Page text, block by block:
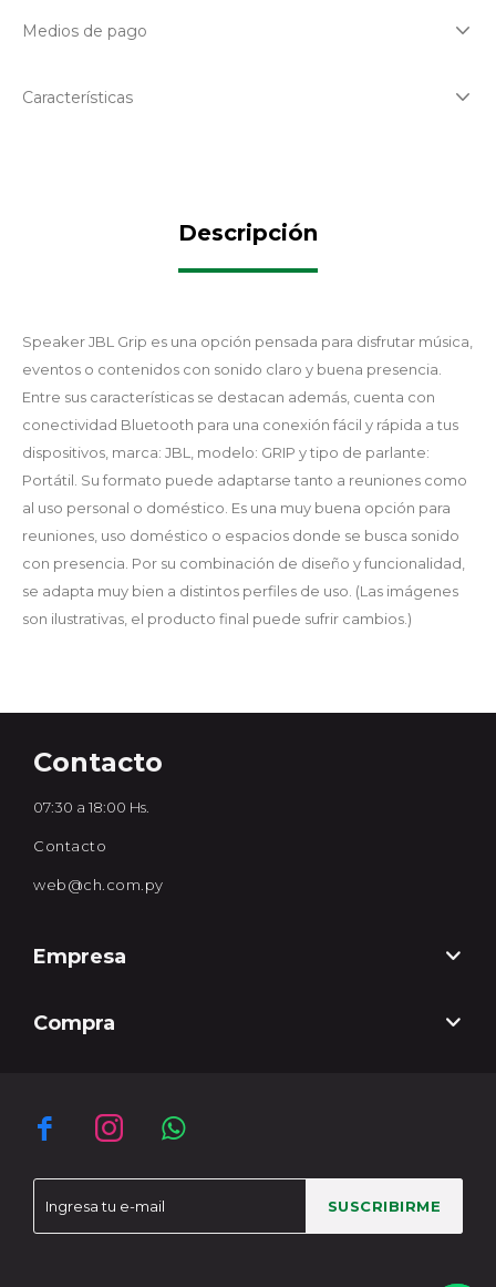
Medios de pago
Características
Descripción
Speaker JBL Grip es una opción pensada para disfrutar música,
eventos o contenidos con sonido claro y buena presencia.
Entre sus características se destacan además, cuenta con
conectividad Bluetooth para una conexión fácil y rápida a tus
dispositivos, marca: JBL, modelo: GRIP y tipo de parlante:
Portátil. Su formato puede adaptarse tanto a reuniones como
al uso personal o doméstico. Es una muy buena opción para
reuniones, uso doméstico o espacios donde se busca sonido
con presencia. Por su combinación de diseño y funcionalidad,
se adapta muy bien a distintos perfiles de uso. (Las imágenes
son ilustrativas, el producto final puede sufrir cambios.)
  
SUSCRIBIRME
Contacto
07:30 a 18:00 Hs.
Contacto
web@ch.com.py
Empresa
Compra